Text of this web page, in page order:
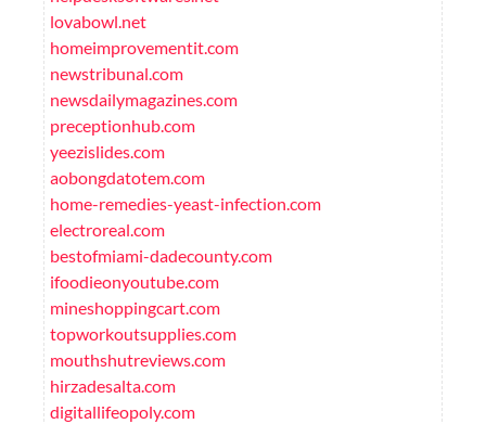
lovabowl.net
homeimprovementit.com
newstribunal.com
newsdailymagazines.com
preceptionhub.com
yeezislides.com
aobongdatotem.com
home-remedies-yeast-infection.com
electroreal.com
bestofmiami-dadecounty.com
ifoodieonyoutube.com
mineshoppingcart.com
topworkoutsupplies.com
mouthshutreviews.com
hirzadesalta.com
digitallifeopoly.com